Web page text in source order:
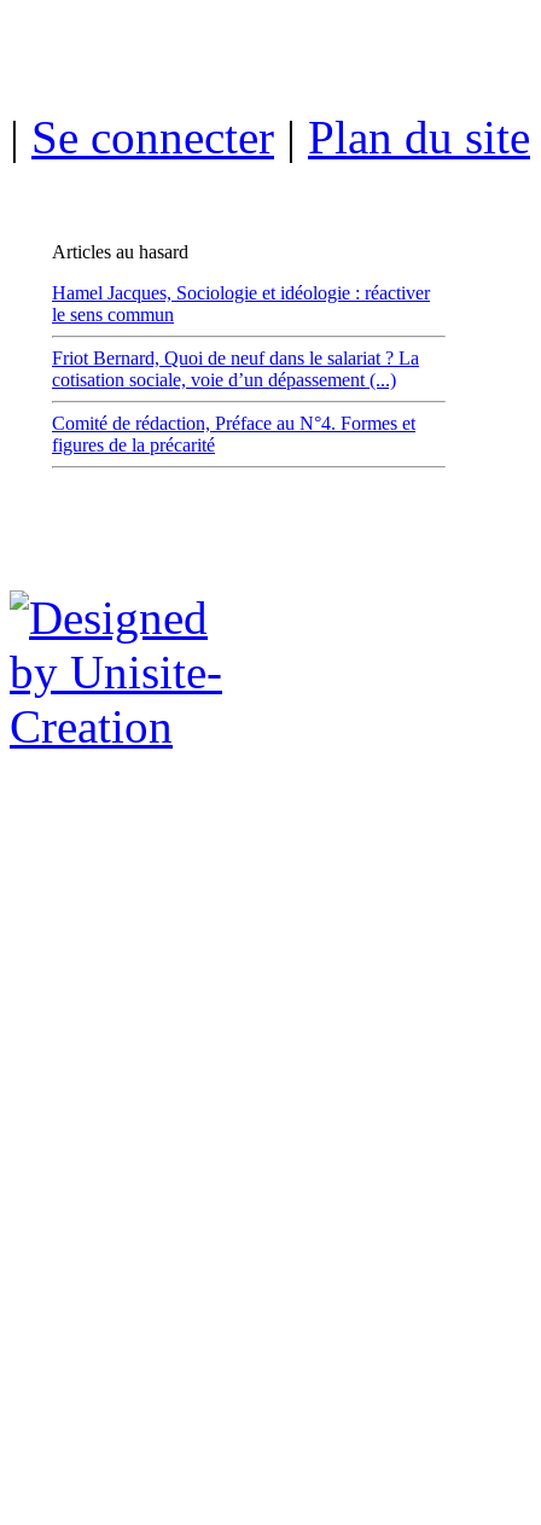
| Se connecter | Plan du site
Articles au hasard
Hamel Jacques, Sociologie et idéologie : réactiver
le sens commun
Friot Bernard, Quoi de neuf dans le salariat ? La
cotisation sociale, voie d’un dépassement (...)
Comité de rédaction, Préface au N°4. Formes et
figures de la précarité